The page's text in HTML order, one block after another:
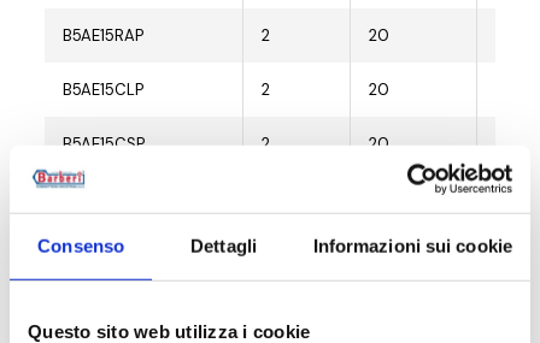
Consenso Dettagli Informazioni sui cookie
Questo sito web utilizza i cookie
B5AE15RAP 2 20
B5AE15CLP 2 20
B5AE15CSP 2 20
G 1/2
B5AE15CBP 20 G 1/2